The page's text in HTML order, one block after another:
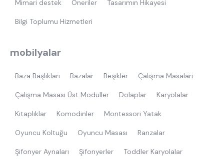
Mimari destek Öneriler Tasarımın Hikayesi
Bilgi Toplumu Hizmetleri
mobilyalar
Baza Başlıkları Bazalar Beşikler Çalışma Masaları
Çalışma Masası Üst Modüller Dolaplar Karyolalar
Kitaplıklar Komodinler Montessori Yatak
Oyuncu Koltuğu Oyuncu Masası Ranzalar
Şifonyer Aynaları Şifonyerler Toddler Karyolalar